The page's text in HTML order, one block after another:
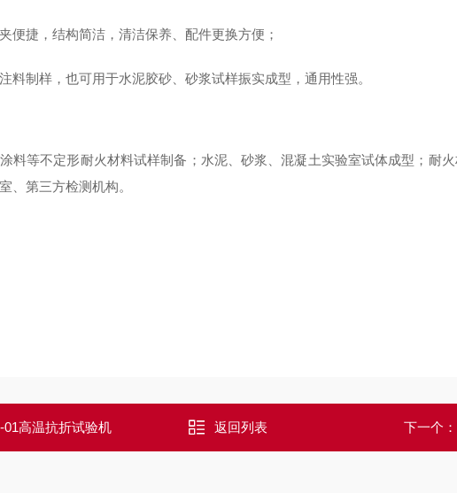
便捷，结构简洁，清洁保养、配件更换方便；
料制样，也可用于水泥胶砂、砂浆试样振实成型，通用性强。
料等不定形耐火材料试样制备；水泥、砂浆、混凝土实验室试体成型；耐
、第三方检测机构。
高温抗折试验机 返回列表 下一个：